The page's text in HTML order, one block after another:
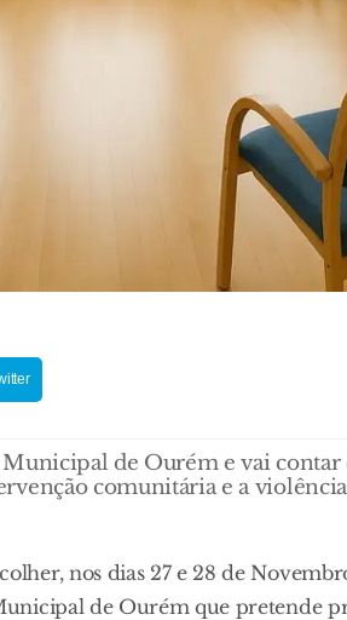
de Ourém e vai
comunitária e a
nos dias 27 e 28 de
de Ourém que pretende